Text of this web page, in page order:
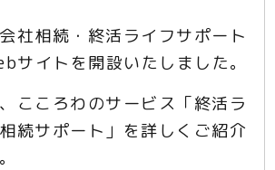
社相続・終活ライフサポート
サイトを開設いたしました。
こころわのサービス「終活ラ
続サポート」を詳しくご紹介